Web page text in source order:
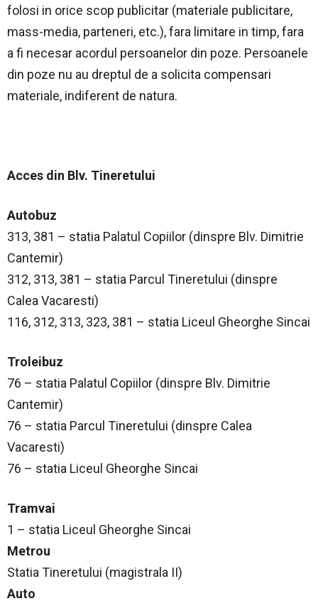
folosi in orice scop publicitar (materiale publicitare,
mass-media, parteneri, etc.), fara limitare in timp, fara
a fi necesar acordul persoanelor din poze. Persoanele
din poze nu au dreptul de a solicita compensari
materiale, indiferent de natura.
Acces din Blv. Tineretului
Autobuz
313, 381 – statia Palatul Copiilor (dinspre Blv. Dimitrie
Cantemir)
312, 313, 381 – statia Parcul Tineretului (dinspre
Calea Vacaresti)
116, 312, 313, 323, 381 – statia Liceul Gheorghe Sincai
Troleibuz
76 – statia Palatul Copiilor (dinspre Blv. Dimitrie
Cantemir)
76 – statia Parcul Tineretului (dinspre Calea
Vacaresti)
76 – statia Liceul Gheorghe Sincai
Tramvai
1 – statia Liceul Gheorghe Sincai
Metrou
Statia Tineretului (magistrala II)
Auto